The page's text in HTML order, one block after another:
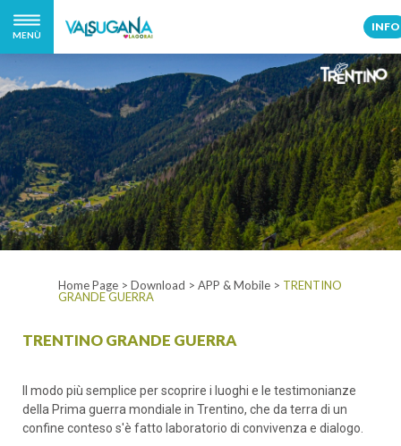
MENÙ
INFO
Home Page > Download > APP & Mobile > TRENTINO
GRANDE GUERRA
TRENTINO GRANDE GUERRA
Il modo più semplice per scoprire i luoghi e le testimonianze
della Prima guerra mondiale in Trentino, che da terra di un
confine conteso s'è fatto laboratorio di convivenza e dialogo.